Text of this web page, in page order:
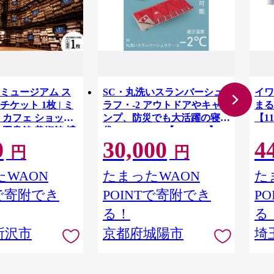
ュージアム ス
ケット 1枚 | ミ
フェ ショップ
書館 美術館 博
文化複合施設 文
角川作
ト 埼玉県 所沢
円
WAON
寄附でき
沢市
SC・丸洗いスランバーシュ
ラフ・-2 アウトドアやキャ
ンプ、防災でも大活躍の寝
袋! 72602035【1663767】
30,000 円
たまったWAON
POINTで寄附でき
る！
京都府城陽市
イ
ま
【
た
る
埼